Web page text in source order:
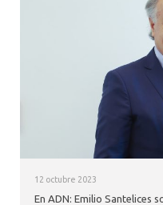
12 octubre 2023
En ADN: Emilio Santelices